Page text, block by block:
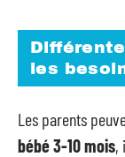
les
Les parents
bébé 3-10 mois,